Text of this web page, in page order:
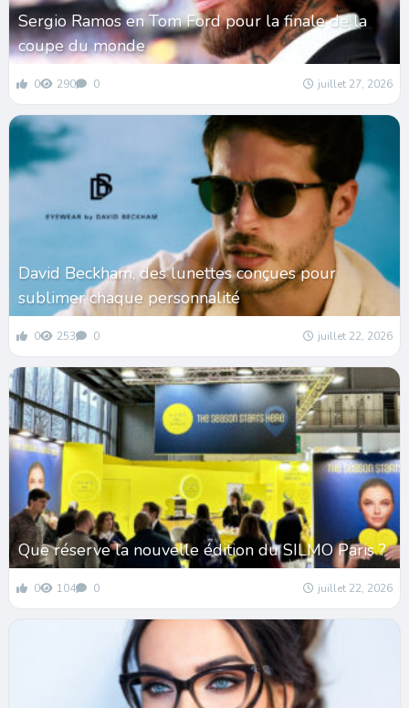
Sergio Ramos en Tom Ford pour la finale de la
coupe du monde
0 290 0 juillet 27, 2026
David Beckham, des lunettes conçues pour
sublimer chaque personnalité
0 253 0 juillet 22, 2026
Que réserve la nouvelle édition du SILMO Paris ?
0 104 0 juillet 22, 2026